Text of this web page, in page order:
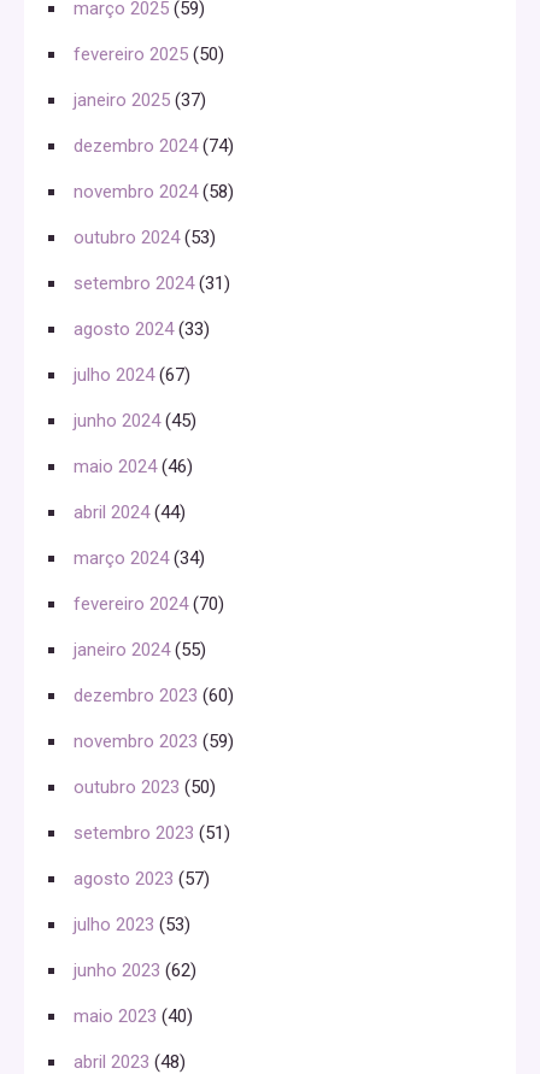
março 2025 (59)
fevereiro 2025 (50)
janeiro 2025 (37)
dezembro 2024(74)
novembro 2024(58)
outubro 2024(53)
setembro 2024(31)
agosto 2024(33)
julho 2024(67)
junho 2024(45)
maio 2024(46)
abril 2024(44)
março 2024(34)
fevereiro 2024(70)
janeiro 2024(55)
dezembro 2023 (60)
novembro 2023 (59)
outubro 2023 (50)
setembro 2023 (51)
agosto 2023 (57)
julho 2023 (53)
junho 2023 (62)
maio 2023 (40)
abril 2023 (48)